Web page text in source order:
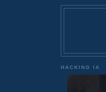
HACKING IA